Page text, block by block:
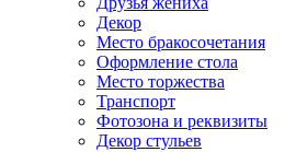
Декор
Место бракосочетания
Оформление стола
Место торжества
Транспорт
Фотозона и реквизиты
Декор стульев